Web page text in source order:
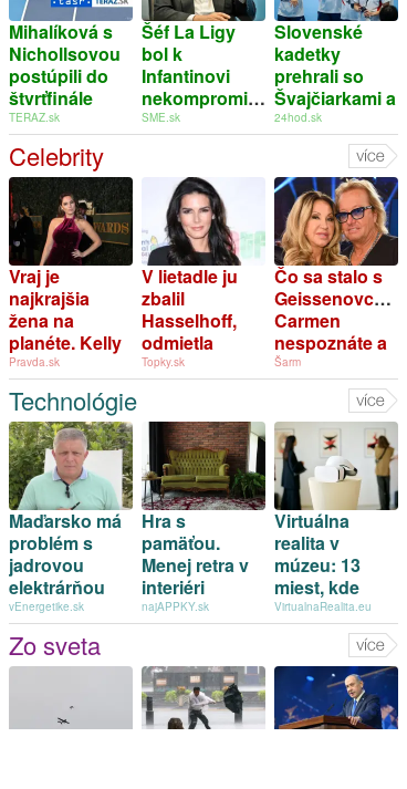
Mihalíková s
Nichollsovou
postúpili do
štvrťfinále
štvorhry v
Toronte
TERAZ.sk
Šéf La Ligy
bol k
Infantinovi
nekompromisný:
Jeho éra sa
skončila, ničí
futbalu
SME.sk
Slovenské
kadetky
prehrali so
Švajčiarkami a
skončili na 6.
mieste. Nikdy
neboli vyššie
na MS
24hod.sk
Celebrity
Vraj je
najkrajšia
žena na
planéte. Kelly
Brook
zverejnila
fotky v
plavkách,
fanúšikovia sa
utrhli z reťaze
Pravda.sk
V lietadle ju
zbalil
Hasselhoff,
odmietla
Matrix a
chcela vlastnú
randí s láskou
z mladosti.
Topky.sk
Čo sa stalo s
Geissenovcami?
Carmen
nespoznáte a
strhaný
Robert...
Šarm
Technológie
Maďarsko má
problém s
jadrovou
elektrárňou
pre nízky stav
Dunaja, Fico
vysvetlil
situáciu na
VIDEO
vEnergetike.sk
Hra s
pamäťou.
Menej retra v
interiéri
znamená viac
štýlu a menej
atmosféry
najAPPKY.sk
Virtuálna
realita v
múzeu: 13
miest, kde
história ožíva
pred očami
VirtualnaRealita.eu
Zo sveta